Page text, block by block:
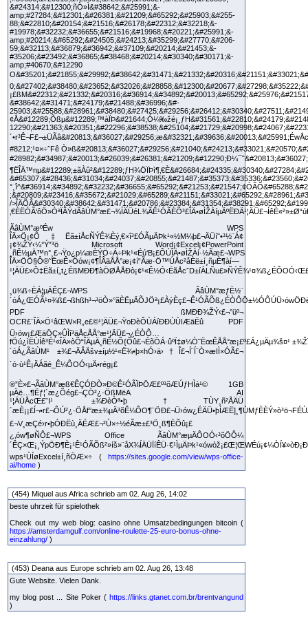
ÃâÙM°æº­Éw WPS
ÎÄ×Ö¡¢Ô‡Ëã±íÅcÑÝÊ¾Èý‚€×î³£ÓÃµÄÞk¹«½M¼þ£¬ÄÜí˜•³½¨Á¢
¡¢¾ŽÝ‹¼°Ý”³ö Microsoft Word¡¢Excel¡¢PowerPoint
¸ñÊ½µÄ™n°¸£¬Ÿo¿p¼æÈÝÖ÷Á÷Þk¹«Éú‘B¡£ÔÚÎÄ•øÌŽÀí·½Ãæ£¬WPS
ÎÄ×ÖÖ§Ô®˜ËœÊ×Öów¡¢¶ÎÂäÅÅ°æ¡¢í“Ãæ·Ö™ÚÅc²åÈë±í¸ñµÈ¶àí—
¸ü¾ß÷ÈÁ¦µÄÊÇ£¬WPS ÃâÙM°æƒÈ½¨
PDF ßMÐÐ¾ŽÝ‹£¬°üº¬
OCR£¨ÎÄ×Ö¹âŒW×R„e£©¹¦ÄÜ£¬ŸoÐèÔÙÁíÐÐÙÙIÆäËû PDF
Ü›ów¡£ÆäÖÇ»ÛÌî³äÅcÅÅ°æ¹¦ÄÜ£¬¿ÉÒÔ…
fÖú¿ìËÙÍê³É¹«ÎÄ»òÕ“ÎÄµÄ¸ñÊ½Õ{Õû£¬ÉõÖÁ·ûºÏ‡ø¼Ò˜ËœÊÅÅ°æ¡£º£Á¿µÄµ¾š¤¹
´óÁ¿ÃâÙM¹ ±¾£¬ÄÂÄšv±íµ½¹«Ë¾•þ×hÓ›ä›†Î£¬Í¨Í¨Ò»æIÌ×ÓÃ£¬
´ó·ù¹Ê¡ÄÁãé_Ê¼ÔOÓ‹µÄ•rég¡£
®”È»£¬ÃâÙM°æß€ÊÇÓÐÒ»Ð©Ê¹ÓÃÏÞÖÆ£º³õÆÚƒHÌá¹© 1GB
µÄë…¶Ëƒ¦´æ¿Õég£¬ÇÒ²¿·ÖßMëA AI
¹¦ÄÜÅcŒ£˜I¹ ±¾ÐèÒª•þ†TÙY¸ñ²ÅÄÜ
£¬V¸æÇé›r•þÓÐËù¸ÄÉÆ£¬²Ù×÷½éÃæ±£³Ö¸ß¶ÈÕû¡£
¿‚ów¶øÑÔ£¬WPS Office ÃâÙM°æµÄÔOÓ‹³õÖÔ¼
wps¹ÙÍøExcel±í¸ñÖÆ×÷ ( https://sites.google.com/view/wps-office-
ai/home )
(454) Miquel aus Africa schrieb am 02. Aug 26, 14:02
beste uhrzeit für spielothek
Check out my web blog: casino ohne Umsatzbedingungen bitcoin (
https://amsterdamgulf.com/online-roulette-25-euro-bonus-ohne-
einzahlung/ )
(453) Deana aus Europe schrieb am 02. Aug 26, 13:48
Gute Website. Vielen Dank.
my blog post ... Site Poker ( https://links.gtanet.com.br/brentvangund
)